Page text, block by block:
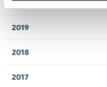
2020
2019
2018
2017